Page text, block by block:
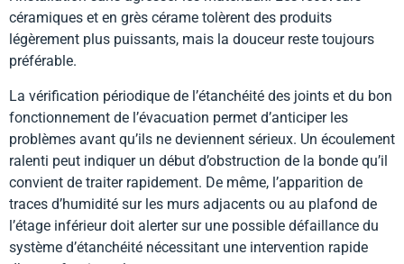
céramiques et en grès cérame tolèrent des produits
légèrement plus puissants, mais la douceur reste toujours
préférable.
La vérification périodique de l’étanchéité des joints et du bon
fonctionnement de l’évacuation permet d’anticiper les
problèmes avant qu’ils ne deviennent sérieux. Un écoulement
ralenti peut indiquer un début d’obstruction de la bonde qu’il
convient de traiter rapidement. De même, l’apparition de
traces d’humidité sur les murs adjacents ou au plafond de
l’étage inférieur doit alerter sur une possible défaillance du
système d’étanchéité nécessitant une intervention rapide